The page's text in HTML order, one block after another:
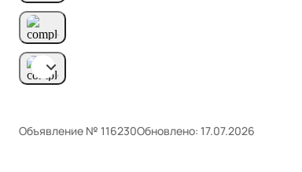
Объявление № 116230Обновлено: 17.07.2026